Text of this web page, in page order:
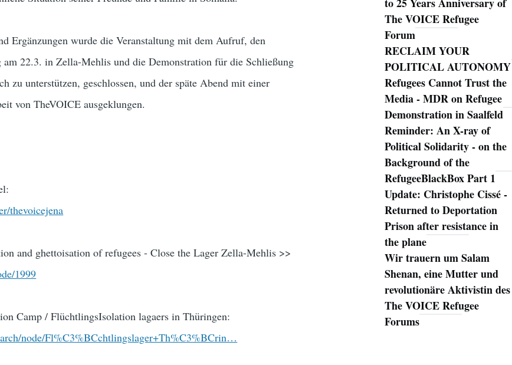
Ergänzungen wurde die Veranstaltung mit dem Aufruf, den
22.3. in Zella-Mehlis und die Demonstration für die Schließung
zu unterstützen, geschlossen, und der späte Abend mit einer
von TheVOICE ausgeklungen.
thevoicejena
and ghettoisation of refugees - Close the Lager Zella-Mehlis >>
1999
Camp / FlüchtlingsIsolation lagaers in Thüringen:
node/Fl%C3%BCchtlingslager+Th%C3%BCrin…
to 25 Years Anniversary of
The VOICE Refugee
Forum
RECLAIM YOUR
POLITICAL AUTONOMY
Refugees Cannot Trust the
Media - MDR on Refugee
Demonstration in Saalfeld
Reminder: An X-ray of
Political Solidarity - on the
Background of the
RefugeeBlackBox Part 1
Update: Christophe Cissé -
Returned to Deportation
Prison after resistance in
the plane
Wir trauern um Salam
Shenan, eine Mutter und
revolutionäre Aktivistin des
The VOICE Refugee
Forums